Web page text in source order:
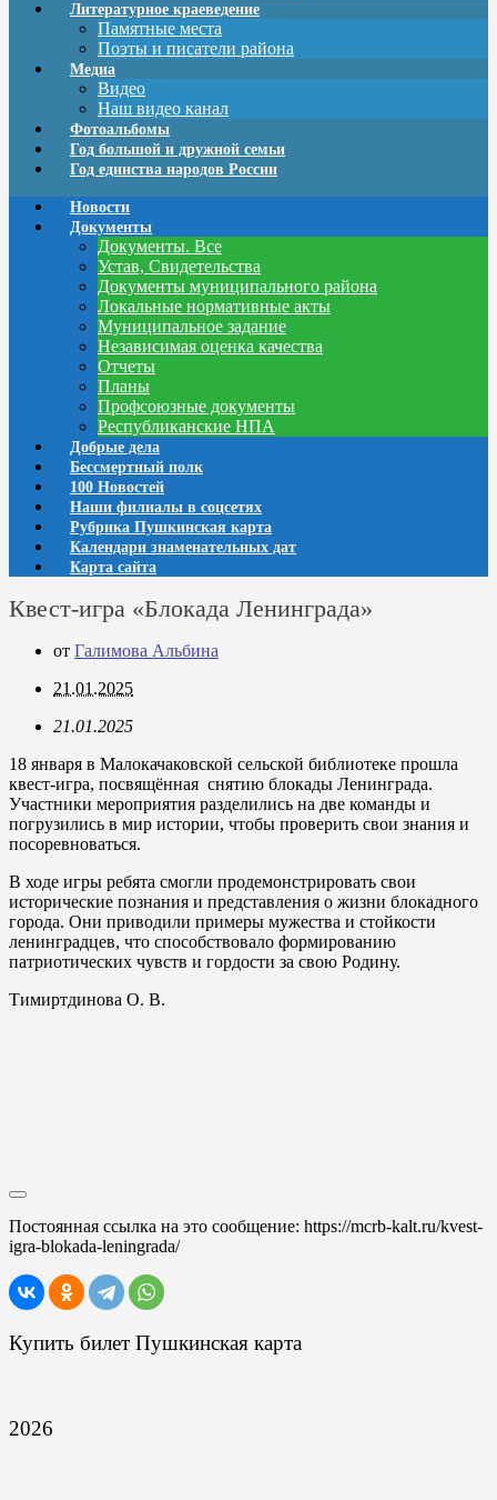
Литературное краеведение
Памятные места
Поэты и писатели района
Медиа
Видео
Наш видео канал
Фотоальбомы
Год большой и дружной семьи
Год единства народов России
Новости
Документы
Документы. Все
Устав, Свидетельства
Документы муниципального района
Локальные нормативные акты
Муниципальное задание
Независимая оценка качества
Отчеты
Планы
Профсоюзные документы
Республиканские НПА
Добрые дела
Бессмертный полк
100 Новостей
Наши филиалы в соцсетях
Рубрика Пушкинская карта
Календари знаменательных дат
Карта сайта
Квест-игра «Блокада Ленинграда»
от Галимова Альбина
21.01.2025
21.01.2025
18 января в Малокачаковской сельской библиотеке прошла
квест-игра, посвящённая снятию блокады Ленинграда.
Участники мероприятия разделились на две команды и
погрузились в мир истории, чтобы проверить свои знания и
посоревноваться.
В ходе игры ребята смогли продемонстрировать свои
исторические познания и представления о жизни блокадного
города. Они приводили примеры мужества и стойкости
ленинградцев, что способствовало формированию
патриотических чувств и гордости за свою Родину.
Тимиртдинова О. В.
Постоянная ссылка на это сообщение: https://mcrb-kalt.ru/kvest-
igra-blokada-leningrada/
Купить билет Пушкинская карта
2026